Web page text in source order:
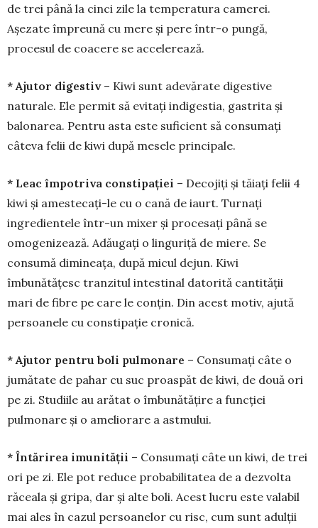
de trei până la cinci zile la temperatura camerei.
Așezate împre­ună cu mere și pere într-o pungă,
procesul de coa­cere se accelerează.
* Ajutor digestiv– Kiwi sunt adevărate di­ges­ti­ve
naturale. Ele per­mit să evitați indigestia, gastri­ta și
balonarea. Pen­tru asta este suficient să con­su­mați
câteva felii de kiwi după mesele principale.
* Leac împotriva constipației – Decojiți și tăiați felii 4
kiwi și amestecați-le cu o cană de iaurt. Turnați
ingredientele într-un mixer și proce­sați până se
omogenizează. Adăugați o linguriță de miere. Se
consumă dimineața, după micul dejun. Kiwi
îmbunătățesc tranzitul intestinal datorită can­tității
mari de fibre pe care le conțin. Din acest motiv, ajută
persoanele cu constipație cronică.
* Ajutor pentru boli pulmonare – Consu­mați câte o
jumătate de pahar cu suc proaspăt de kiwi, de două ori
pe zi. Studiile au arătat o îmbu­nă­tățire a funcției
pulmonare și o ameliorare a astmului.
* Întărirea imunității – Consumați câte un kiwi, de trei
ori pe zi. Ele pot reduce probabilitatea de a dezvolta
răceala și gripa, dar și alte boli. Acest lucru este valabil
mai ales în cazul persoanelor cu risc, cum sunt adulții